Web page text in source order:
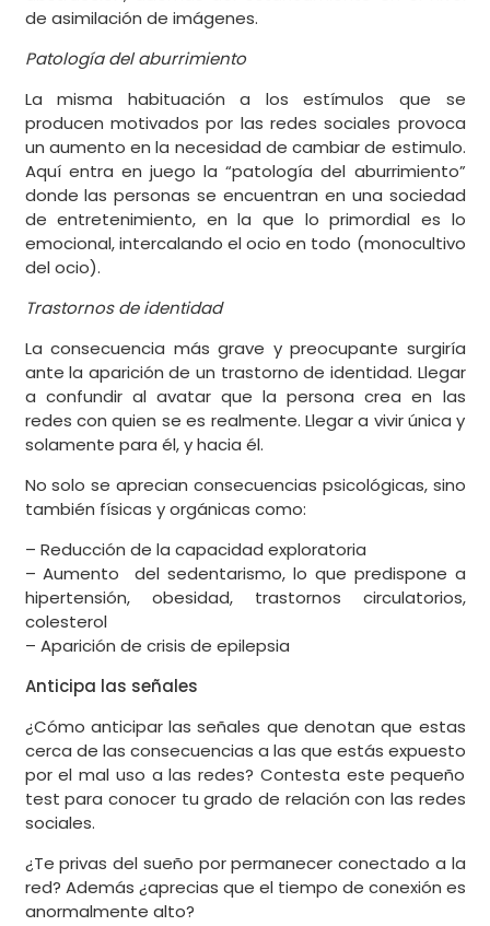
de asimilación de imágenes.
Patología del aburrimiento
La misma habituación a los estímulos que se
producen motivados por las redes sociales provoca
un aumento en la necesidad de cambiar de estimulo.
Aquí entra en juego la “patología del aburrimiento”
donde las personas se encuentran en una sociedad
de entretenimiento, en la que lo primordial es lo
emocional, intercalando el ocio en todo (monocultivo
del ocio).
Trastornos de identidad
La consecuencia más grave y preocupante surgiría
ante la aparición de un trastorno de identidad. Llegar
a confundir al avatar que la persona crea en las
redes con quien se es realmente. Llegar a vivir única y
solamente para él, y hacia él.
No solo se aprecian consecuencias psicológicas, sino
también físicas y orgánicas como:
– Reducción de la capacidad exploratoria
– Aumento del sedentarismo, lo que predispone a
hipertensión, obesidad, trastornos circulatorios,
colesterol
– Aparición de crisis de epilepsia
Anticipa las señales
¿Cómo anticipar las señales que denotan que estas
cerca de las consecuencias a las que estás expuesto
por el mal uso a las redes? Contesta este pequeño
test para conocer tu grado de relación con las redes
sociales.
¿Te privas del sueño por permanecer conectado a la
red? Además ¿aprecias que el tiempo de conexión es
anormalmente alto?